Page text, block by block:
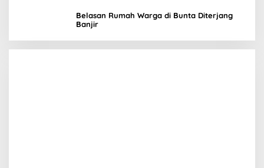
Belasan Rumah Warga di Bunta Diterjang
Banjir